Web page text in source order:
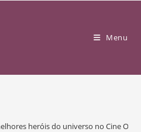
Menu
heróis do universo no Cine